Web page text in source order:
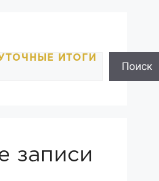
ИТОГИ
Поиск
записи